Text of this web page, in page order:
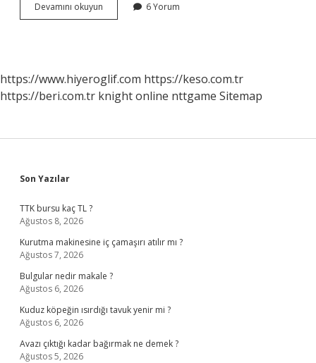
Devamını okuyun
Dişi
6 Yorum
https://www.hiyeroglif.com https://keso.com.tr
https://beri.com.tr knight online nttgame Sitemap
Sidebar
Son Yazılar
TTK bursu kaç TL ?
Ağustos 8, 2026
Kurutma makinesine iç çamaşırı atılır mı ?
Ağustos 7, 2026
Bulgular nedir makale ?
Ağustos 6, 2026
Kuduz köpeğin ısırdığı tavuk yenir mi ?
Ağustos 6, 2026
Avazı çıktığı kadar bağırmak ne demek ?
Ağustos 5, 2026